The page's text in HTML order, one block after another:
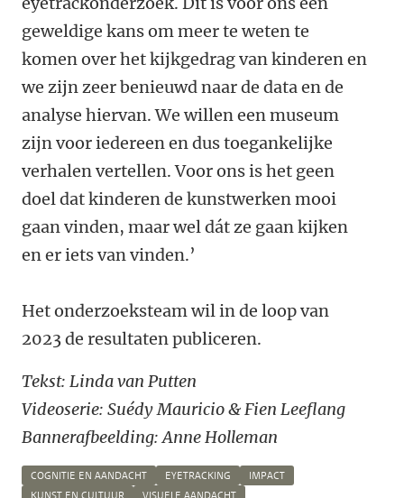
geweldige kans om meer te weten te
komen over het kijkgedrag van kinderen en
we zijn zeer benieuwd naar de data en de
analyse hiervan. We willen een museum
zijn voor iedereen en dus toegankelijke
verhalen vertellen.Voor ons is het geen
doel dat kinderen de kunstwerken mooi
gaan vinden, maar wel dát ze gaan kijken
en er iets van vinden.’
Het onderzoeksteam wil in de loop van
2023 de resultaten publiceren.
Tekst: Linda van Putten
Videoserie: Suédy Mauricio& Fien Leeflang
Bannerafbeelding: Anne Holleman
COGNITIE EN AANDACHT EYETRACKING
IMPACT